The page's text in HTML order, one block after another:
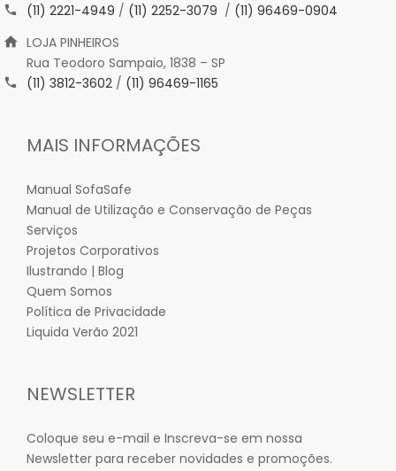
(11) 2221-4949 / (11) 2252-3079 / (11) 96469-0904
LOJA PINHEIROS
Rua Teodoro Sampaio, 1838 – SP
(11) 3812-3602 / (11) 96469-1165
MAIS INFORMAÇÕES
Manual SofaSafe
Manual de Utilização e Conservação de Peças
Serviços
Projetos Corporativos
Ilustrando | Blog
Quem Somos
Política de Privacidade
Liquida Verão 2021
NEWSLETTER
Coloque seu e-mail e Inscreva-se em nossa
Newsletter para receber novidades e promoções.